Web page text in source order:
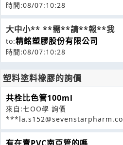
時間:08/07:10:28
大中小** **需**請**報**我
to:精銘塑膠股份有限公司
時間:08/07:10:28
塑料塗料橡膠的詢價
共栓比色管100ml
來自:七OO學 詢價